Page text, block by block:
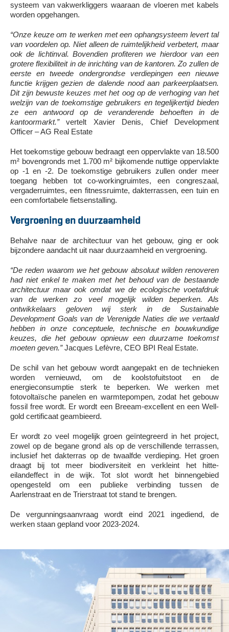
systeem van vakwerkliggers waaraan de vloeren met kabels
worden opgehangen.
“Onze keuze om te werken met een ophangsysteem levert tal
van voordelen op. Niet alleen de ruimtelijkheid verbetert, maar
ook de lichtinval. Bovendien profiteren we hierdoor van een
grotere flexibiliteit in de inrichting van de kantoren. Zo zullen de
eerste en tweede ondergrondse verdiepingen een nieuwe
functie krijgen gezien de dalende nood aan parkeerplaatsen.
Dit zijn bewuste keuzes met het oog op de verhoging van het
welzijn van de toekomstige gebruikers en tegelijkertijd bieden
ze een antwoord op de veranderende behoeften in de
kantoormarkt.”vertelt Xavier Denis, Chief Development
Officer – AG Real Estate
Het toekomstige gebouw bedraagt een oppervlakte van 18.500
m² bovengronds met 1.700 m² bijkomende nuttige oppervlakte
op -1 en -2. De toekomstige gebruikers zullen onder meer
toegang hebben tot co-workingruimtes, een congreszaal,
vergaderruimtes, een fitnessruimte, dakterrassen, een tuin en
een comfortabele fietsenstalling.
Vergroening en duurzaamheid
Behalve naar de architectuur van het gebouw, ging er ook
bijzondere aandacht uit naar duurzaamheid en vergroening.
“De reden waarom we het gebouw absoluut wilden renoveren
had niet enkel te maken met het behoud van de bestaande
architectuur maar ook omdat we de ecologische voetafdruk
van de werken zo veel mogelijk wilden beperken. Als
ontwikkelaars geloven wij sterk in de Sustainable
Development Goals van de Verenigde Naties die we vertaald
hebben in onze conceptuele, technische en bouwkundige
keuzes, die het gebouw opnieuw een duurzame toekomst
moeten geven.”Jacques Lefèvre, CEO BPI Real Estate.
De schil van het gebouw wordt aangepakt en de technieken
worden vernieuwd, om de koolstofuitstoot en de
energieconsumptie sterk te beperken. We werken met
fotovoltaïsche panelen en warmtepompen, zodat het gebouw
fossil free wordt. Er wordt een Breeam-excellent en een Well-
gold certificaat geambieerd.
Er wordt zo veel mogelijk groen geïntegreerd in het project,
zowel op de begane grond als op de verschillende terrassen,
inclusief het dakterras op de twaalfde verdieping. Het groen
draagt bij tot meer biodiversiteit en verkleint het hitte-
eilandeffect in de wijk. Tot slot wordt het binnengebied
opengesteld om een publieke verbinding tussen de
Aarlenstraat en de Trierstraat tot stand te brengen.
De vergunningsaanvraag wordt eind 2021 ingediend, de
werken staan gepland voor 2023-2024.